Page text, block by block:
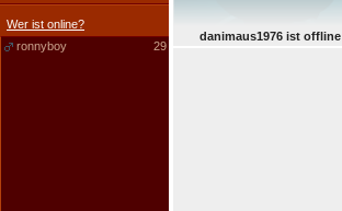
danimaus1976 ist offline
Wer ist online?
ronnyboy
29